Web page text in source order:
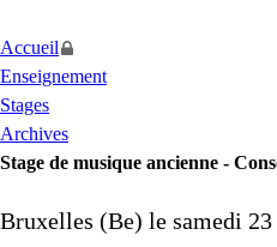
Accueil
Enseignement
Stages
Archives
Stage de musique ancienne -
Bruxelles (Be) le samedi